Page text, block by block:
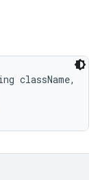
className,